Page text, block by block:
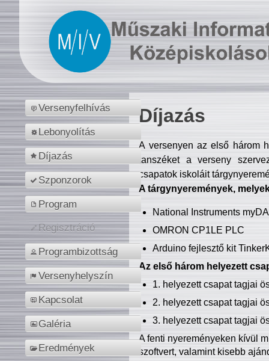
Versenyfelhívás
Lebonyolítás
Díjazás
Szponzorok
Program
Regisztráció
Programbizottság
Versenyhelyszín
Kapcsolat
Galéria
Eredmények
Díjazás
A versenyen az első három
tanszéket a verseny
csapatok iskoláit
A tárgynyeremények,
National Instruments
OMRON CP1LE PLC
Arduino fejlesztő kit
Az első három helyezett
1. helyezett csapat tagjai
2. helyezett csapat tagjai
3. helyezett csapat tagjai
A fenti nyereményeken kívül
szoftvert, valamint kisebb